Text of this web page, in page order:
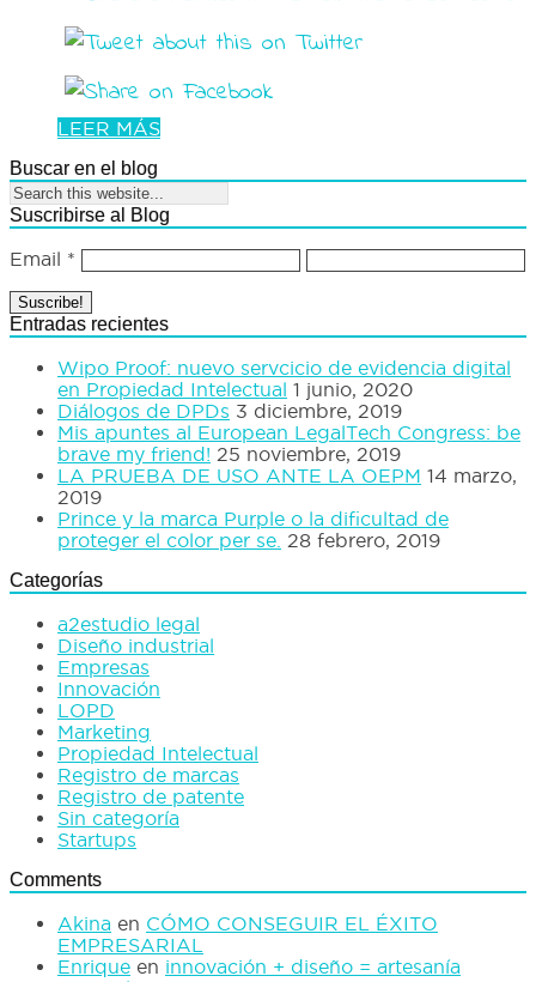
LEER MÁS
Buscar en el blog
Suscribirse al Blog
Email *
Entradas recientes
Wipo Proof: nuevo servcicio de evidencia digital
en Propiedad Intelectual 1 junio, 2020
Diálogos de DPDs 3 diciembre, 2019
Mis apuntes al European LegalTech Congress: be
brave my friend! 25 noviembre, 2019
LA PRUEBA DE USO ANTE LA OEPM 14 marzo,
2019
Prince y la marca Purple o la dificultad de
proteger el color per se. 28 febrero, 2019
Categorías
a2estudio legal
Diseño industrial
Empresas
Innovación
LOPD
Marketing
Propiedad Intelectual
Registro de marcas
Registro de patente
Sin categoría
Startups
Comments
Akina en CÓMO CONSEGUIR EL ÉXITO
EMPRESARIAL
Enrique en innovación + diseño = artesanía